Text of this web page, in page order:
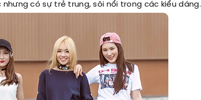
nhưng có sự trẻ trung, sôi nổi trong các kiểu dáng.